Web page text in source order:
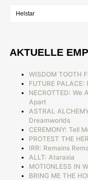
AKTUELLE
WISDOM TOOTH
FUTURE PALACE:
NECROTTED: We
Apart
ASTRAL
Dreamworlds
CEREMONY: Tell
PROTEST THE
IRR: Remains
ALLT: Ataraxia
MOTIONLESS IN
BRING ME THE